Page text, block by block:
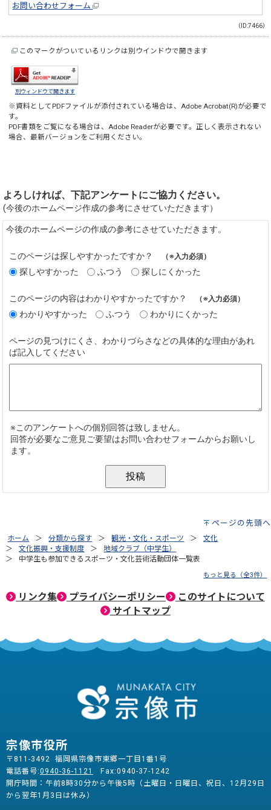
お問い合わせフォーム
（ID:7466）
このマークがついているリンクは別ウインドウで開きます
別ウィンドウで開きます
※資料としてPDFファイルが添付されている場合は、Adobe Acrobat(R)が必要で
す。
PDF書類をご覧になる場合は、Adobe Readerが必要です。正しく表示されない
場合、最新バージョンをご利用ください。
ページの先頭へ
ホーム 分類から探す 観光・文化・スポーツ
文化
文化振興・支援制度
地域クラブ（中学生）
中学生も参加できるスポーツ・文化芸術活動団体一覧表
もっと見る（全3件）
リンク集 プライバシーポリシー
このサイトについて
サイトマップ
宗像市役所
〒811-3492 福岡県宗像市東郷一丁目1番1号
電話番号:0940-36-1121
Fax:0940-37-1242
開庁時間：午前8時30分から午後5時（土曜日・日曜日、祝日、12月29日
から翌年1月3日は休み）